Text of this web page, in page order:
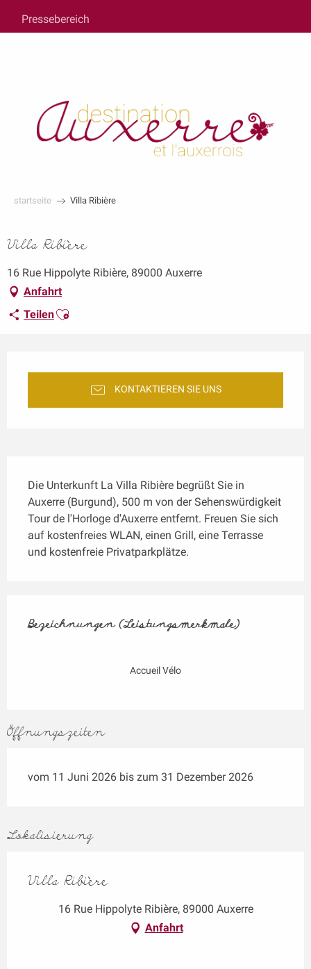
contenu
principal
Pressebereich
startseite Villa Ribière
Villa Ribière
16 Rue Hippolyte Ribière, 89000 Auxerre
Anfahrt
TeilenAjouter aux favoris
KONTAKTIEREN SIE UNS
Die Unterkunft La Villa Ribière begrüßt Sie in
Auxerre (Burgund), 500 m von der Sehenswürdigkeit
Tour de l'Horloge d'Auxerre entfernt. Freuen Sie sich
auf kostenfreies WLAN, einen Grill, eine Terrasse
und kostenfreie Privatparkplätze.
Bezeichnungen (Leistungsmerkmale)
Bezeichnungen (Leistungsmerkmale)
Accueil Vélo
Öffnungszeiten
vom 11 Juni 2026 bis zum 31 Dezember 2026
Lokalisierung
Villa Ribière
16 Rue Hippolyte Ribière, 89000 Auxerre
Anfahrt